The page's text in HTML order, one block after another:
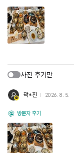
사진 후기만
곽*진 2026. 8. 5.
방문자 후기